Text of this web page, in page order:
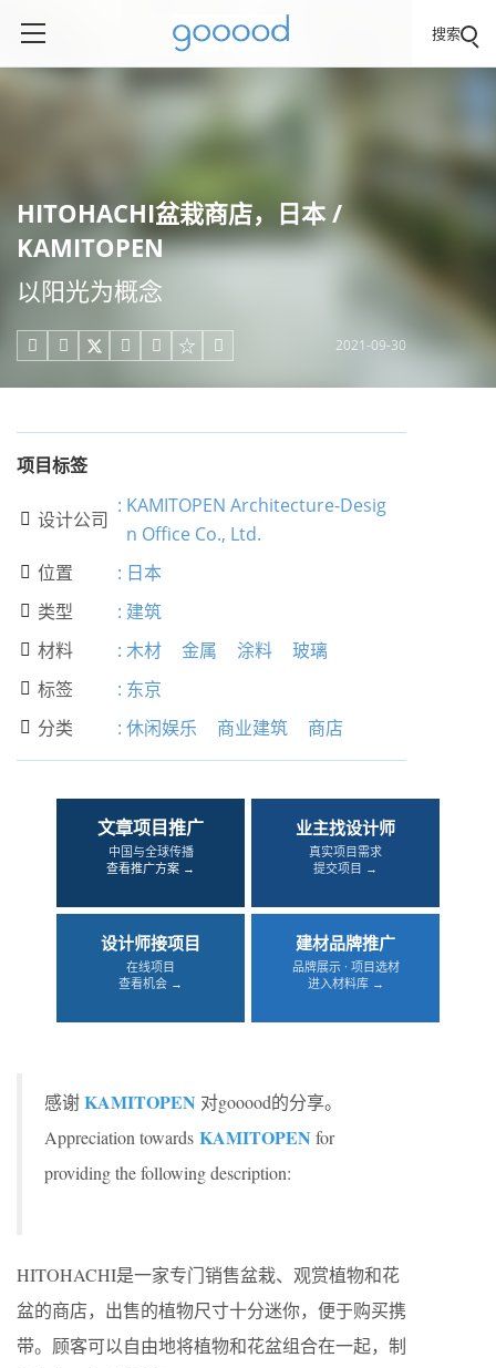
搜索
HITOHACHI盆栽商店，日本 /
KAMITOPEN
以阳光为概念
     2021-09-30
项目标签
 设计公司
: KAMITOPEN Architecture-Desig
n Office Co., Ltd.
 位置 : 日本
 类型 : 建筑
 材料 : 木材 金属 涂料 玻璃
 标签 : 东京
 分类 : 休闲娱乐 商业建筑 商店
文章项目推广
中国与全球传播
查看推广方案 →
业主找设计师
真实项目需求
提交项目 →
设计师接项目
在线项目
查看机会 →
建材品牌推广
品牌展示 · 项目选材
进入材料库 →
感谢KAMITOPEN 对gooood的分享。
Appreciation towards KAMITOPEN for
providing the following description:
HITOHACHI是一家专门销售盆栽、观赏植物和花
盆的商店，出售的植物尺寸十分迷你，便于购买携
带。顾客可以自由地将植物和花盆组合在一起，制